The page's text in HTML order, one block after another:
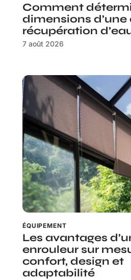
Comment
dimensions d’une
récupération
7 août 2026
ÉQUIPEMENT
Les avantages
enrouleur sur
confort, design et
adaptabilité